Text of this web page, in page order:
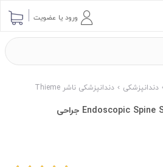
ورود یا عضویت
دندانپزشکی دندانپزشکی ناشر Thieme
Endoscopic Spine Surgery, 2nd Edition2018 جراحی